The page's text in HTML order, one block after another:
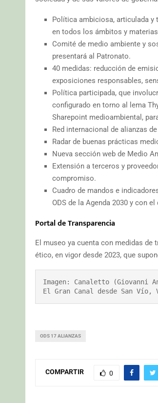
Política ambiciosa, articulada y
en todos los ámbitos y
Comité de medio ambiente y
presentará al Patronato.
40 medidas: reducción de
exposiciones responsables,
Política participada, que
configurado en torno al lema
Sharepoint medioambiental,
Red internacional de alianzas
Radar de buenas prácticas
Nueva sección web de Medio
Extensión a terceros y
compromiso.
Cuadro de mandos e
ODS de la Agenda 2030 y con
Portal de Transparencia
El museo ya cuenta con medidas de
ético, en vigor desde 2023, que
Imagen: Canaletto (Giovanni
El Gran Canal desde San
ODS 17 ALIANZAS
COMPARTIR 0